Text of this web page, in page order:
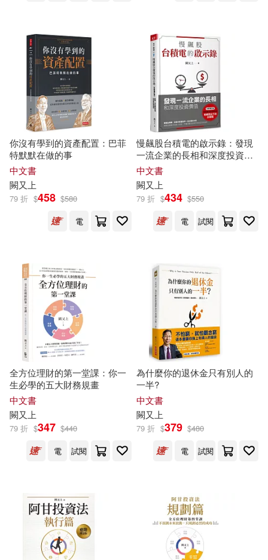
可超商取貨(17)
可海外宅配(17)
可港澳店取(17)
可新加坡店取(17)
可菲律賓店取(17)
適合手機平板閱讀(8)
其他 (可複選)
現在可購買商品(16)
作者/演唱/譯/編/繪(25)
價格
-
你沒有學到的資產配置：巴菲
特默默在做的事
中文書
闕又上
79 折 $458 $580
電
慢飆股台積電的啟示錄：發現
一流企業的長相和深度投資價
值(全新增訂版)
中文書
闕又上
79 折 $434 $550
電
試閱
全方位理財的第一堂課：你一
生必學的五大財務規畫
中文書
闕又上
79 折 $347 $440
電
試閱
為什麼你的退休金只有別人的
一半?
中文書
闕又上
79 折 $379 $480
電
試閱